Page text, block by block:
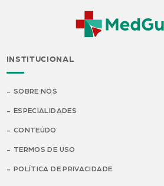
INSTITUCIONAL
SOBRE NÓS
ESPECIALIDADES
CONTEÚDO
TERMOS DE USO
POLÍTICA DE PRIVACIDADE